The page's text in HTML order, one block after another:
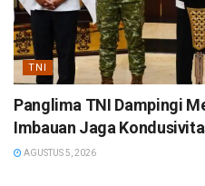
TNI
Panglima TNI Dampingi
Imbauan Jaga
AGUSTUS 5, 2026